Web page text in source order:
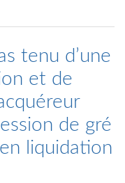
tenu d’une
et de
de gré
liquidation